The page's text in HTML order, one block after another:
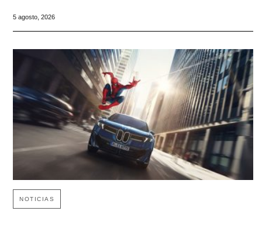
5 agosto, 2026
NOTICIAS